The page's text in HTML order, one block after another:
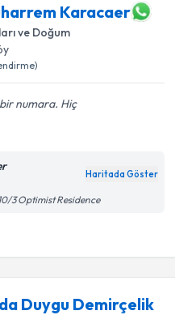
Karacaer
ve Doğum
numara. Hiç
Haritada Göster
3 Optimist Residence
Duygu Demirçelik